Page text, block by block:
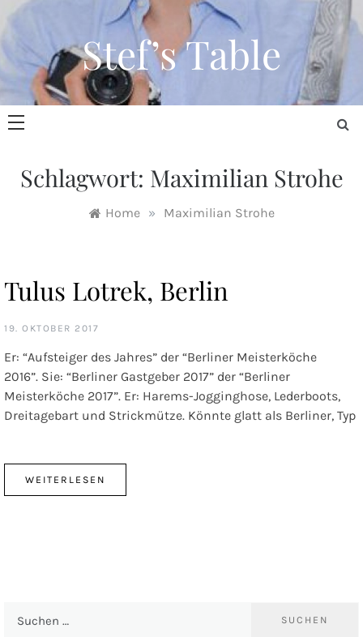
Skip
content
Stef’s Table
Schlagwort: Maximilian Strohe
Home » Maximilian Strohe
Tulus Lotrek, Berlin
19. OKTOBER 2017
Er: “Aufsteiger des Jahres” der “Berliner Meisterköche
2016”. Sie: “Berliner Gastgeber 2017” der “Berliner
Meisterköche 2017”. Er: Harems-Jogginghose, Lederboots,
Dreitagebart und Strickmütze. Könnte glatt als Berliner, Typ
WEITERLESEN